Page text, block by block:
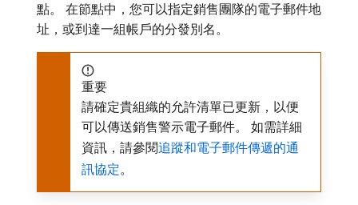
點。 在節點中，您可以指定銷售團隊的電子郵件地
址，或到達一組帳戶的分發別名。
重要
請確定貴組織的允許清單已更新，以便
可以傳送銷售警示電子郵件。 如需詳細
資訊，請參閱追蹤和電子郵件傳遞的通
訊協定。